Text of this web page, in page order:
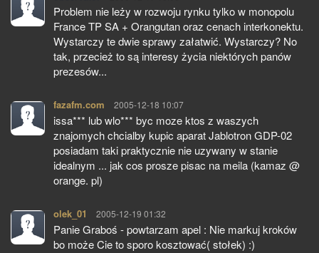
Problem nie leży w rozwoju rynku tylko w monopolu
France TP SA + Orangutan oraz cenach interkonektu.
Wystarczy te dwie sprawy załatwić. Wystarczy? No
tak, przecież to są interesy życia niektórych panów
prezesów...
fazafm.com pisze:
2005-12-18 10:07
issa*** lub wlo*** byc moze ktos z waszych
znajomych chcialby kupic aparat Jablotron GDP-02
posiadam taki praktycznie nie uzywany w stanie
idealnym ... jak cos prosze pisac na meila (kamaz @
orange. pl)
olek_01 pisze:
2005-12-19 01:32
Panie Graboś - powtarzam apel : Nie markuj kroków
bo może Cie to sporo kosztować( stołek) :)